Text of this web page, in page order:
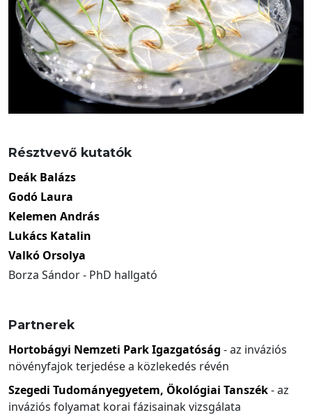
Résztvevő kutatók
Deák Balázs
Godó Laura
Kelemen András
Lukács Katalin
Valkó Orsolya
Borza Sándor - PhD hallgató
Partnerek
Hortobágyi Nemzeti Park Igazgatóság - az inváziós
növényfajok terjedése a közlekedés révén
Szegedi Tudományegyetem, Ökológiai Tanszék- az
inváziós folyamat korai fázisainak vizsgálata